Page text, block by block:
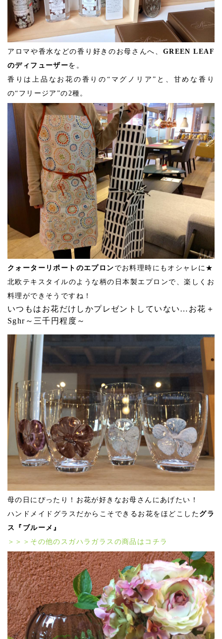
アロマや香水などの香り好きのお母さんへ、 GREEN LEAF
のディフューザーを。
香りは上品なお花の香りの“マグノリア”と、甘めな香り
の“フリージア”の2種。
クォーターリポートのエプロン でお料理時にもオシャレに★
北欧テキスタイルのような柄の日本製エプロンで、楽しくお
料理ができそうですね！
いつもはお花だけしかプレゼントしていない…お花＋
Sghr～三千円程度～
母の日にぴったり！お花が好きなお母さんにあげたい！
ハンドメイドグラスだからこそできるお花をほどこした グラ
ス『ブルーメ』
＞＞＞その他のスガハラガラスの商品はコチラ